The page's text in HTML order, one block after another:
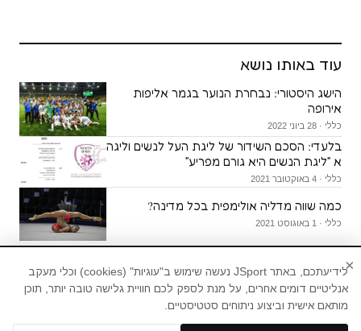
עוד באותו נושא
הישג היסטורי: נבחרת הנוער בגמר אליפות
אירופה
כללי · 28 ביוני 2022
בלעדי: הסכם השידור של ליגת העל לנשים וליגה
א ״ליגת הנשים היא גורם מפריע״
כללי · 4 באוקטובר 2021
כמה שווה מדליה אולימפית בכל מדינה?
כללי · 1 באוגוסט 2021
חדשות ספורט, עדכוני ספורט, תוצאות ספורט,טורי
דעה
×
לידיעתכם, באתר JSport נעשה שימוש ב"עוגיות" (cookies) וכלי מעקב
אנליטיים דומים אחרים, על מנת לספק לכם חוויית גלישה טובה יותר, תוכן
מותאם אישית וביצוע ניתוחים סטטיסטיים.